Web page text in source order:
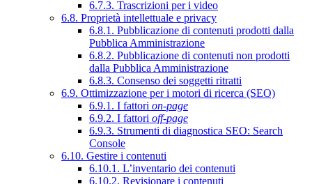
6.7.3. Trascrizioni per i video
6.8. Proprietà intellettuale e privacy
6.8.1. Pubblicazione di contenuti prodotti dalla
Pubblica Amministrazione
6.8.2. Pubblicazione di contenuti non prodotti
dalla Pubblica Amministrazione
6.8.3. Consenso dei soggetti ritratti
6.9. Ottimizzazione per i motori di ricerca (SEO)
6.9.1. I fattori on-page
6.9.2. I fattori off-page
6.9.3. Strumenti di diagnostica SEO: Search
Console
6.10. Gestire i contenuti
6.10.1. L’inventario dei contenuti
6.10.2. Revisionare i contenuti